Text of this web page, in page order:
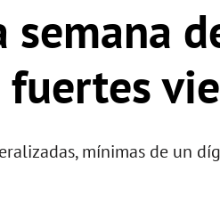
mínimas de un